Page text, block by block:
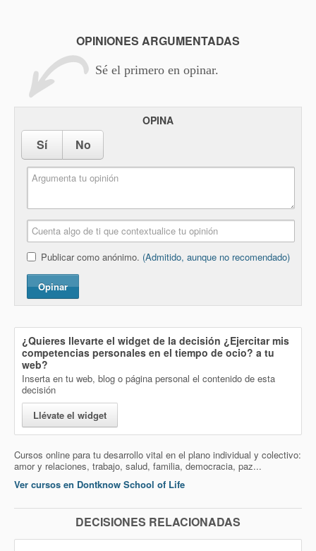
OPINIONES ARGUMENTADAS
Sé el primero en opinar.
OPINA
Sí No
Publicar como anónimo. (Admitido, aunque no recomendado)
Opinar
¿Quieres llevarte el widget de la decisión ¿Ejercitar mis
competencias personales en el tiempo de ocio? a tu
web?
Inserta en tu web, blog o página personal el contenido de esta
decisión
Llévate el widget
Cursos online para tu desarrollo vital en el plano individual y colectivo:
amor y relaciones, trabajo, salud, familia, democracia, paz...
Ver cursos en Dontknow School of Life
DECISIONES RELACIONADAS